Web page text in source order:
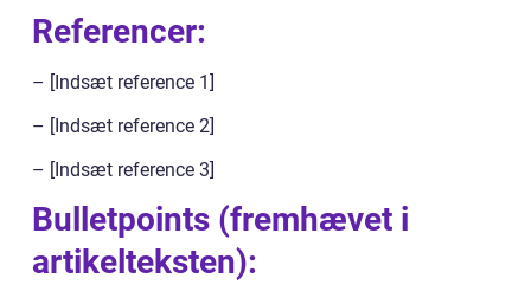
Referencer:
– [Indsæt reference 1]
– [Indsæt reference 2]
– [Indsæt reference 3]
Bulletpoints (fremhævet i
artikelteksten):